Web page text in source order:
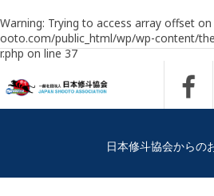
Warning: Trying to access array offset on
ooto.com/public_html/wp/wp-content/
r.phpon line37
日本修斗協会からの